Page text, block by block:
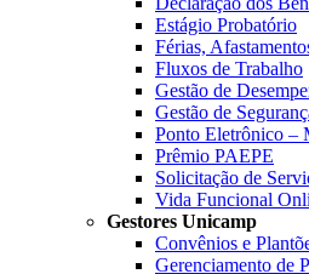
Estágio Probatório
Férias,
Fluxos de Trabalho
Gestão de
Gestão de
Ponto Eletrônico –
Prêmio PAEPE
Solicitação de
Vida Funcional
Gestores Unicamp
Convênios e
Gerenciamento de